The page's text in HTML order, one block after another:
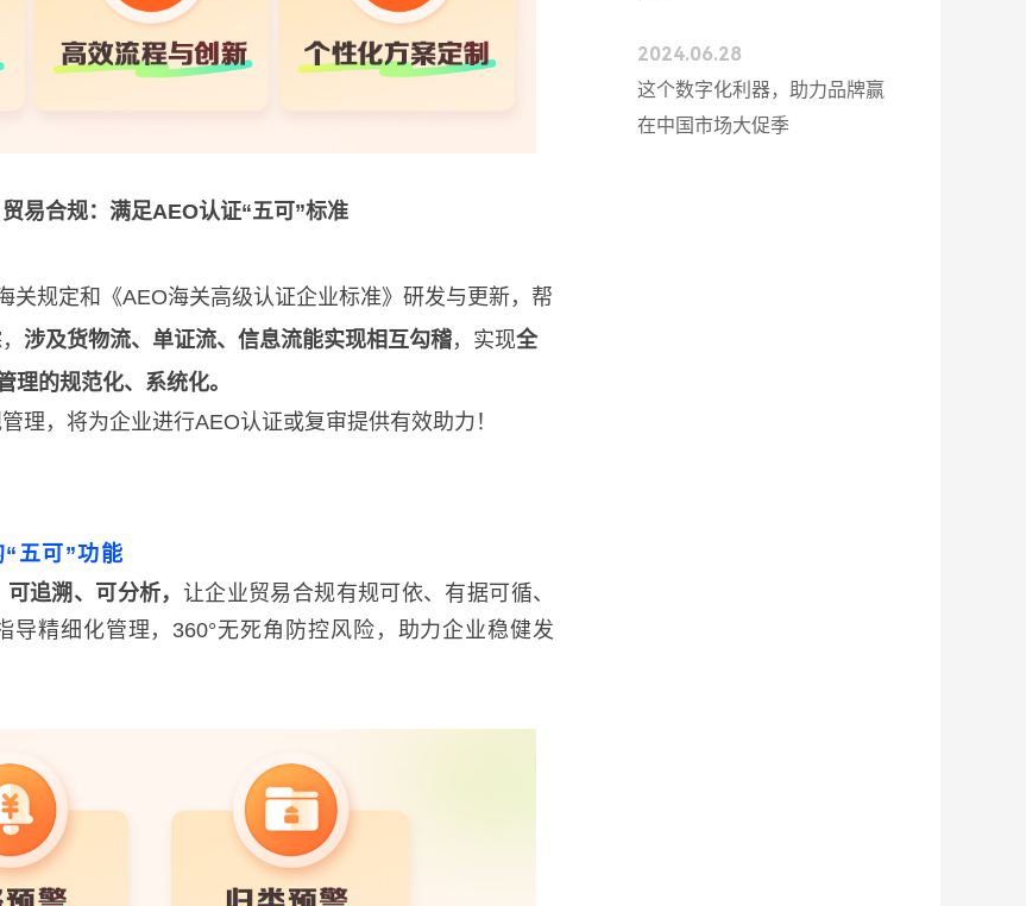
易合规：满足AEO认证“五可”标准
关规定和《AEO海关高级认证企业标准》研发与更新，帮
涉及货物流、单证流、信息流能实现相互勾稽，实现全
理的规范化、系统化。
理，将为企业进行AEO认证或复审提供有效助力！
五可”功能
追溯、可分析， 让企业贸易合规有规可依、有据可循、
导精细化管理，360°无死角防控风险，助力企业稳健发
2024.06.28
这个数字化利器，助力品牌赢
在中国市场大促季